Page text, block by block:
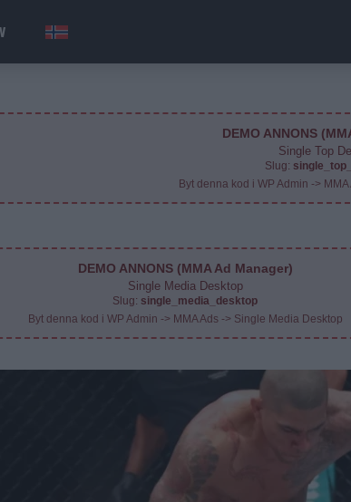
NOR
DEMO ANNONS
Single Top
Slug:
Byt denna kod i WP Admin ->
DEMO ANNONS (MMA Ad Manager)
Single Media Desktop
Slug: single_media_desktop
Byt denna kod i WP Admin -> MMA Ads -> Single Media Desktop